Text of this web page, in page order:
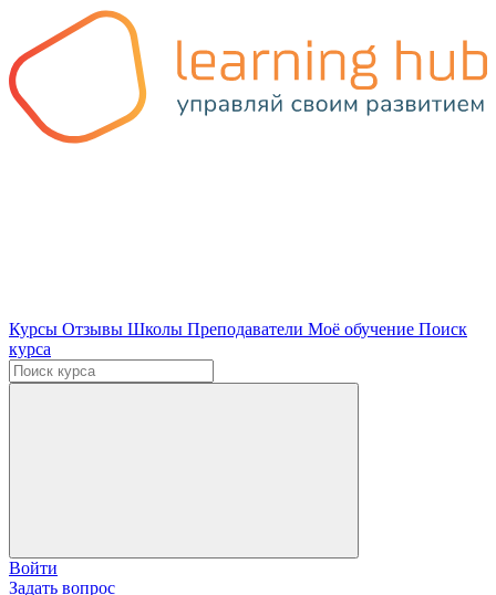
Курсы Отзывы Школы Преподаватели Моё обучение Поиск
курса
Войти
Задать вопрос